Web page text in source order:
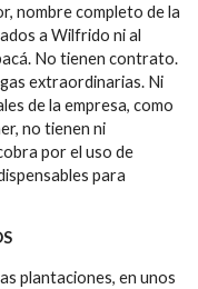
nombre completo de la
a Wilfrido ni al
No tienen contrato.
extraordinarias. Ni
de la empresa, como
no tienen ni
por el uso de
para
plantaciones, en unos